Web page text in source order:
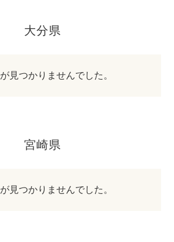
大分県
見つかりませんでした。
宮崎県
見つかりませんでした。